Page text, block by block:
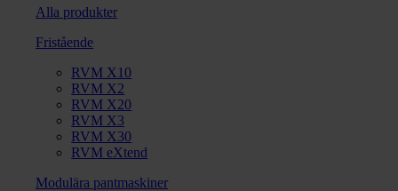
Alla produkter
Fristående
RVM X10
RVM X2
RVM X20
RVM X3
RVM X30
RVM eXtend
Modulära pantmaskiner